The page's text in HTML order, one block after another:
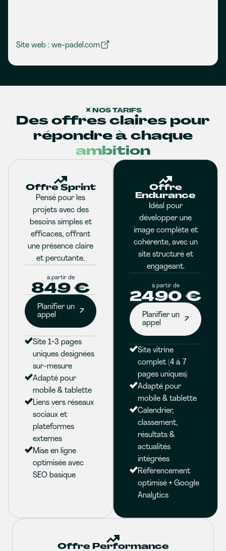
Site web : we-padel.com
NOS TARIFS
Des offres claires pour
répondre à chaque
ambition
Offre Sprint
Pensé pour les
projets avec des
besoins simples et
efficaces, offrant
une présence claire
et percutante.
à partir de
849 €
Planifier un
appel
Site 1-3 pages
uniques designées
sur-mesure
Adapté pour
mobile & tablette
Liens vers réseaux
sociaux et
plateformes
externes
Mise en ligne
optimisée avec
SEO basique
Offre
Endurance
Idéal pour
développer une
image complète et
cohérente, avec un
site structuré et
engageant.
à partir de
2490 €
Planifier un
appel
Site vitrine
complet (4 à 7
pages uniques)
Adapté pour
mobile & tablette
Calendrier,
classement,
résultats &
actualités
intégrées
Référencement
optimisé + Google
Analytics
Offre Performance